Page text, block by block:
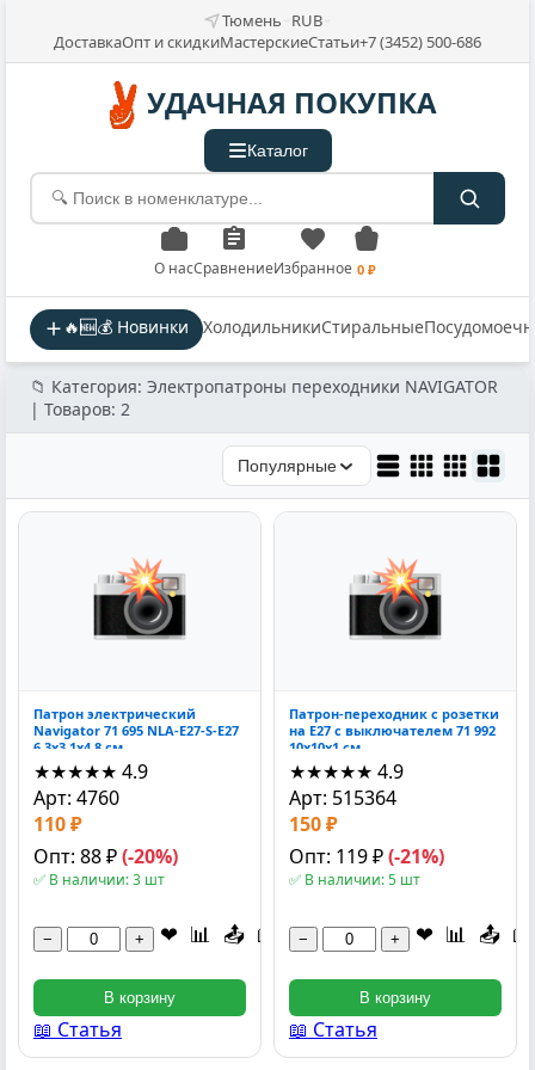
Тюмень RUB
ДоставкаОпт и скидкиМастерскиеСтатьи+7 (3452) 500-686
УДАЧНАЯ ПОКУПКА
Каталог
О насСравнениеИзбранное 0 ₽
🔥🆕💰 Новинки ХолодильникиСтиральные
📁 Категория: Электропатроны переходники NAVIGATOR
| Товаров: 2
Популярные
Патрон электрический
Navigator 71 695 NLA-E27-S-E27
6.3x3.1x4.8 см
★★★★★ 4.9
Арт: 4760
110 ₽
Опт: 88 ₽(-20%)
✅ В наличии: 3 шт
− + ❤ 📊 📤 📖
В корзину
📖 Статья
Патрон-переходник с розетки
на E27 с выключателем 71 992
10x10x1 см
★★★★★ 4.9
Арт: 515364
150 ₽
Опт: 119 ₽(-21%)
✅ В наличии: 5 шт
− + ❤ 📊 📤 📖
В корзину
📖 Статья